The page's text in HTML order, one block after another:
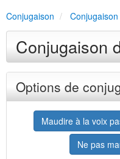
Conjugaison
Conjugaison
Options de
Maudire à la voix
Ne pas